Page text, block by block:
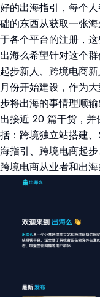
好的出海指引，每个
础的东西从获取一张
于各个平台的注册，
出海么希望针对这个
起步新人、跨境电商
月份开始建设，作为
步将出海的事情理顺
出接近 20 篇干货，
括：跨境独立站搭建
海指引、跨境电商起
跨境电商从业者和出